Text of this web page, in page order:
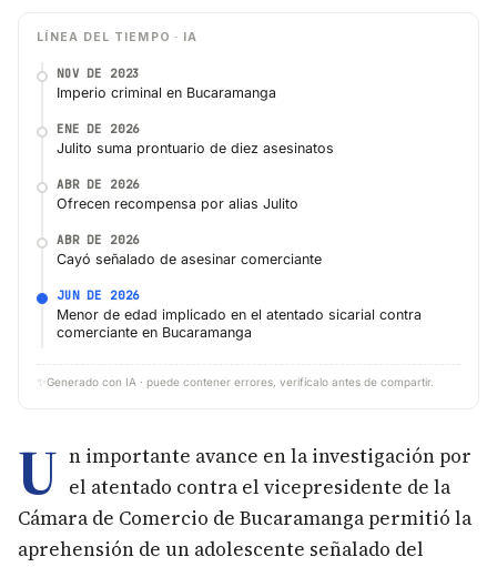
LÍNEA DEL TIEMPO · IA
NOV DE 2023
Imperio criminal en Bucaramanga
ENE DE 2026
Julito suma prontuario de diez asesinatos
ABR DE 2026
Ofrecen recompensa por alias Julito
ABR DE 2026
Cayó señalado de asesinar comerciante
JUN DE 2026
Menor de edad implicado en el atentado sicarial contra
comerciante en Bucaramanga
✨ Generado con IA · puede contener errores, verifícalo antes de compartir.
U n importante avance en la investigación por
el atentado contra el vicepresidente de la
Cámara de Comercio de Bucaramanga permitió la
aprehensión de un adolescente señalado del